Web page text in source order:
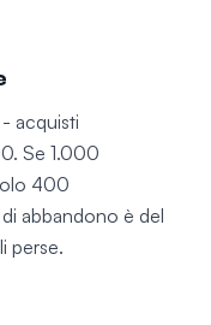
acquisti
Se 1.000
400
abbandono è del
perse.